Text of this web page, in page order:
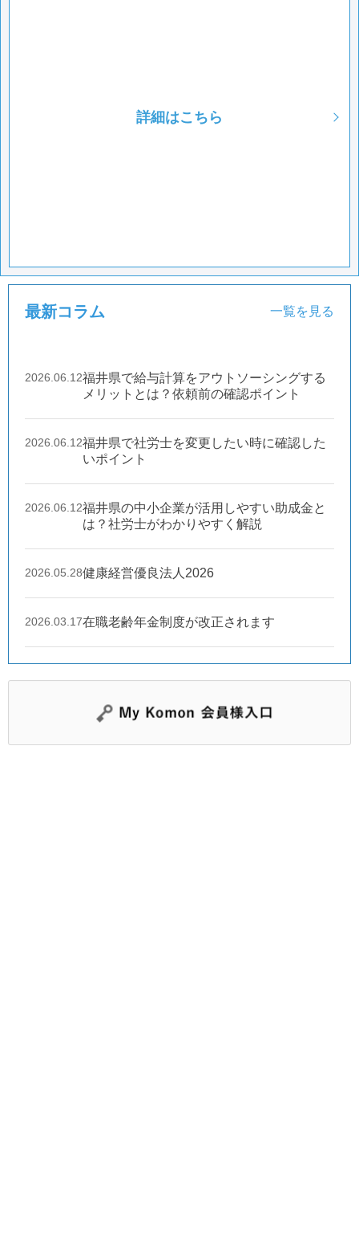
詳細はこちら
最新コラム 一覧を見る
2026.06.12福井県で給与計算をアウトソーシングする
メリットとは？依頼前の確認ポイント
2026.06.12福井県で社労士を変更したい時に確認した
いポイント
2026.06.12福井県の中小企業が活用しやすい助成金と
は？社労士がわかりやすく解説
2026.05.28健康経営優良法人2026
2026.03.17在職老齢年金制度が改正されます